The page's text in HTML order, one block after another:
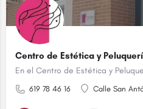
Centro de Estética y
619 78 46 16 Calle San